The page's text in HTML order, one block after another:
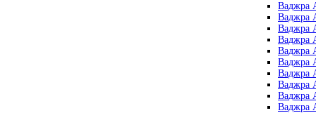
Ваджра
Ваджра
Ваджра
Ваджра
Ваджра
Ваджра
Ваджра
Ваджра
Ваджра
Ваджра